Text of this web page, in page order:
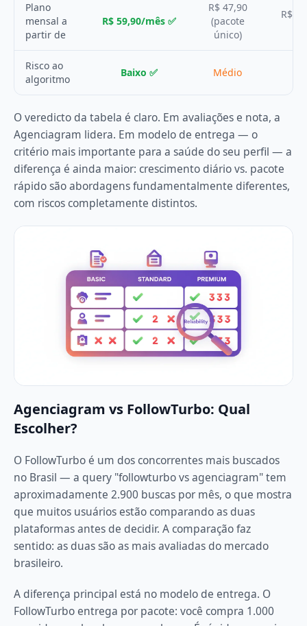
Plano
mensal a
partir de
R$ 59,90/mês ✅
R$ 47,90
(pacote
único)
R$
Risco ao
algoritmo
Baixo ✅ Médio
O veredicto da tabela é claro. Em avaliações e nota, a
Agenciagram lidera. Em modelo de entrega — o
critério mais importante para a saúde do seu perfil — a
diferença é ainda maior: crescimento diário vs. pacote
rápido são abordagens fundamentalmente diferentes,
com riscos completamente distintos.
Agenciagram vs FollowTurbo: Qual
Escolher?
O FollowTurbo é um dos concorrentes mais buscados
no Brasil — a query "followturbo vs agenciagram" tem
aproximadamente 2.900 buscas por mês, o que mostra
que muitos usuários estão comparando as duas
plataformas antes de decidir. A comparação faz
sentido: as duas são as mais avaliadas do mercado
brasileiro.
A diferença principal está no modelo de entrega. O
FollowTurbo entrega por pacote: você compra 1.000